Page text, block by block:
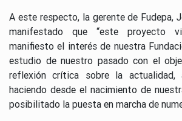
A este respecto, la gerente de Fudepa,
manifestado que “este proyecto
manifiesto el interés de nuestra
estudio de nuestro pasado con el
reflexión crítica sobre la actualidad,
haciendo desde el nacimiento de
posibilitado la puesta en marcha de